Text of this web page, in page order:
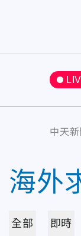
中天新
海外
全部 即時